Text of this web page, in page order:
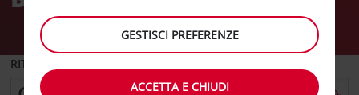
RITIRO DA
GESTISCI PREFERENZE
ACCETTA E CHIUDI